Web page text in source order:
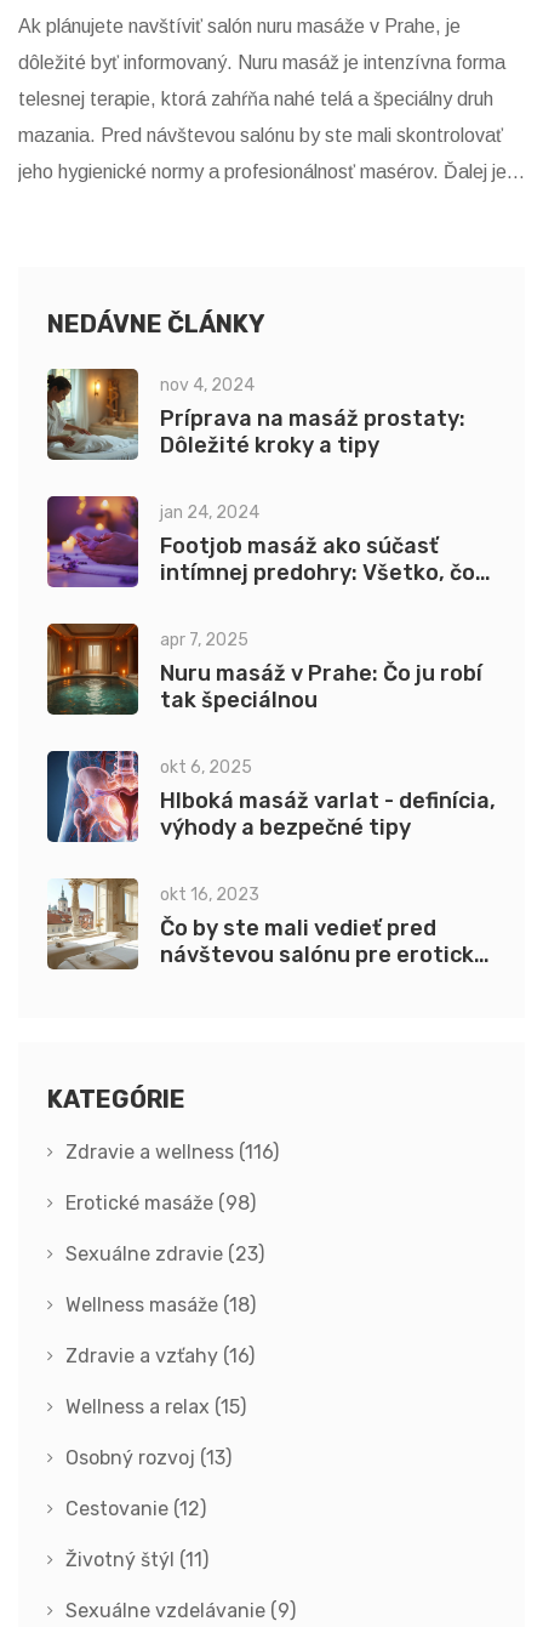
Ak plánujete navštíviť salón nuru masáže v Prahe, je
dôležité byť informovaný. Nuru masáž je intenzívna forma
telesnej terapie, ktorá zahŕňa nahé telá a špeciálny druh
mazania. Pred návštevou salónu by ste mali skontrolovať
jeho hygienické normy a profesionálnosť masérov. Ďalej je
NEDÁVNE ČLÁNKY
nov 4, 2024
Príprava na masáž prostaty:
Dôležité kroky a tipy
jan 24, 2024
Footjob masáž ako súčasť
intímnej predohry: Všetko, čo
apr 7, 2025
Nuru masáž v Prahe: Čo ju robí
tak špeciálnou
okt 6, 2025
Hlboká masáž varlat - definícia,
výhody a bezpečné tipy
okt 16, 2023
Čo by ste mali vedieť pred
návštevou salónu pre erotickú
KATEGÓRIE
Zdravie a wellness (116)
Erotické masáže (98)
Sexuálne zdravie (23)
Wellness masáže (18)
Zdravie a vzťahy (16)
Wellness a relax (15)
Osobný rozvoj (13)
Cestovanie (12)
Životný štýl (11)
Sexuálne vzdelávanie (9)